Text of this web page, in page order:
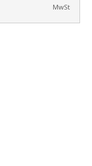
MwSt